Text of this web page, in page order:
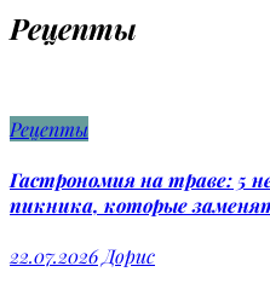
Рецепты
Рецепты
Гастрономия на траве: 5
пикника, которые
22.07.2026Дорис